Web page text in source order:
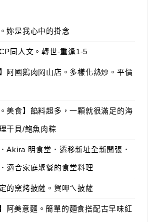
妳是我心中的掛念
同人文。轉世-重逢1-5
阿國鵝肉岡山店。多樣化熱炒。平價
美食】餡料超多，一顆就很滿足的海
干貝/鮑魚肉粽
Akira 明食堂．遷移新址全新開張．
適合家庭聚餐的食堂料理
的窯烤披薩。賀呷ㄟ披薩
阿美意麵。簡單的麵食搭配古早味紅